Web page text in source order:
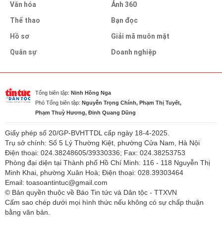
Văn hóa
Thể thao
Hồ sơ
Quân sự
Ảnh 360
Bạn đọc
Giải mã muôn mặt
Doanh nghiệp
Tổng biên tập: Ninh Hồng Nga
Phó Tổng biên tập: Nguyễn Trọng Chính, Phạm Thị Tuyết,
Phạm Thuỳ Hương, Đinh Quang Dũng
Giấy phép số 20/GP-BVHTTDL cấp ngày 18-4-2025.
Trụ sở chính: Số 5 Lý Thường Kiệt, phường Cửa Nam, Hà Nội
Điện thoại: 024.38248605/39330336; Fax: 024.38253753
Phòng đại diện tại Thành phố Hồ Chí Minh: 116 - 118 Nguyễn Thị
Minh Khai, phường Xuân Hoà; Điện thoại: 028.39303464
Email: toasoantintuc@gmail.com
© Bản quyền thuộc về Báo Tin tức và Dân tộc - TTXVN
Cấm sao chép dưới mọi hình thức nếu không có sự chấp thuận
bằng văn bản.